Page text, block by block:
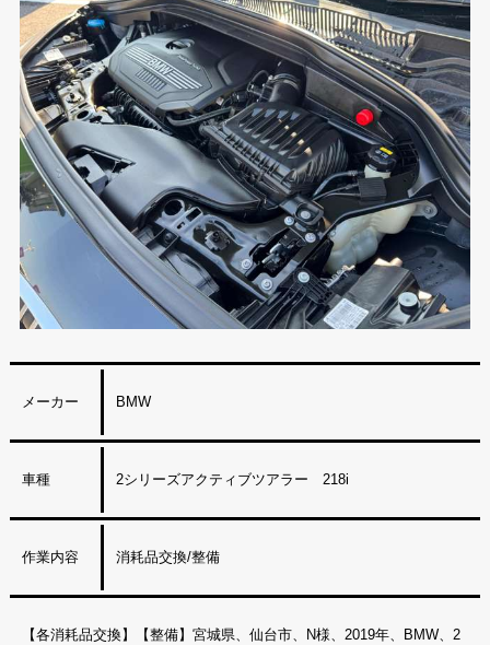
メーカー BMW
車種 2シリーズアクティブツアラー 218i
作業内容 消耗品交換/整備
【各消耗品交換】【整備】宮城県、仙台市、N様、2019年、BMW、2